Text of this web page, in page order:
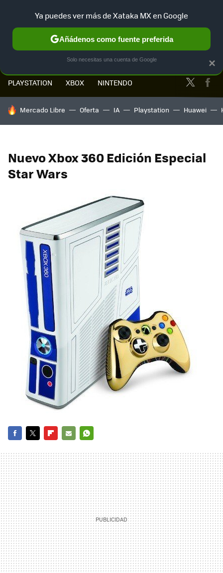
PLAYSTATION XBOX NINTENDO Twitter
HOY SE HABLA DE
Mercado Libre Oferta IA Playstation Huawei
Nuevo Xbox 360 Edición Especial
Star Wars
MAIL
×
Ya puedes ver más de Xataka MX en Google
Añádenos como fuente preferida
Solo necesitas una cuenta de Google